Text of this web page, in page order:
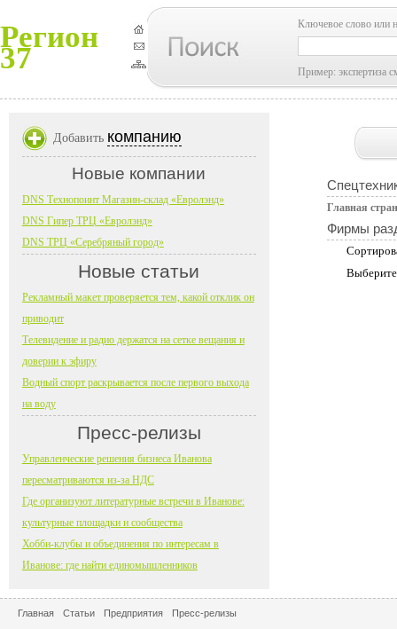
Регион
37
Ключевое слово или
Пример: экспертиза
Главная
Фирмы
Добавить компанию
Новые компании
DNS Технопоинт Магазин-склад «Евролэнд»
DNS Гипер ТРЦ «Евролэнд»
DNS ТРЦ «Серебряный город»
Новые статьи
Рекламный макет проверяется тем, какой отклик он
приводит
Телевидение и радио держатся на сетке вещания и
доверии к эфиру
Водный спорт раскрывается после первого выхода
на воду
Пресс-релизы
Управленческие решения бизнеса Иванова
пересматриваются из-за НДС
Где организуют литературные встречи в Иванове:
культурные площадки и сообщества
Хобби-клубы и объединения по интересам в
Иванове: где найти единомышленников
Главная Статьи Предприятия Пресс-релизы